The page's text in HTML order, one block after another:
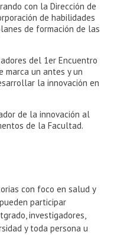
con la Dirección de
de habilidades
de formación de las
del 1er Encuentro
marca un antes y un
la innovación en
de la innovación al
de la Facultad.
con foco en salud y
participar
investigadores,
y toda persona u